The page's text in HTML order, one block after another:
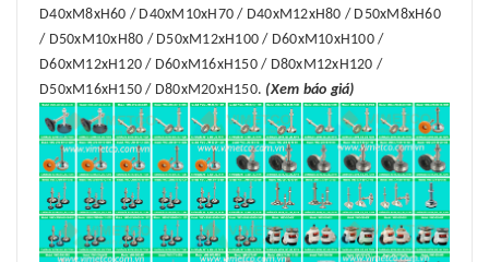
D40xM8xH60 / D40xM10xH70 / D40xM12xH80 / D50xM8xH60
/ D50xM10xH80 / D50xM12xH100 / D60xM10xH100 /
D60xM12xH120 / D60xM16xH150 / D80xM12xH120 /
D50xM16xH150 / D80xM20xH150. (Xem báo giá)